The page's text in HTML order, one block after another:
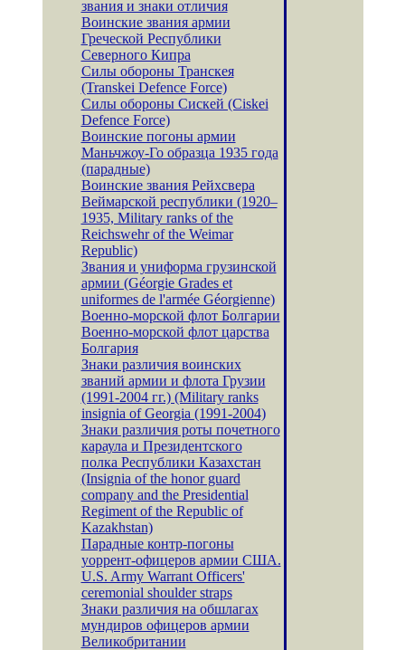
звания и знаки отличия
Воинские звания армии
Греческой Республики
Северного Кипра
Силы обороны Транскея
(Transkei Defence Force)
Силы обороны Сискей (Ciskei
Defence Force)
Воинские погоны армии
Маньчжоу-Го образца 1935 года
(парадные)
Воинские звания Рейхсвера
Веймарской республики (1920–
1935, Military ranks of the
Reichswehr of the Weimar
Republic)
Звания и униформа грузинской
армии (Géorgie Grades et
uniformes de l'armée Géorgienne)
Военно-морской флот Болгарии
Военно-морской флот царства
Болгария
Знаки различия воинских
званий армии и флота Грузии
(1991-2004 гг.) (Military ranks
insignia of Georgia (1991-2004)
Знаки различия роты почетного
караула и Президентского
полка Республики Казахстан
(Insignia of the honor guard
company and the Presidential
Regiment of the Republic of
Kazakhstan)
Парадные контр-погоны
уоррент-офицеров армии США.
U.S. Army Warrant Officers'
ceremonial shoulder straps
Знаки различия на обшлагах
мундиров офицеров армии
Великобритании